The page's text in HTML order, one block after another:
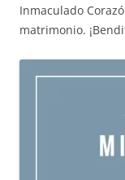
Inmaculado
matrimonio.